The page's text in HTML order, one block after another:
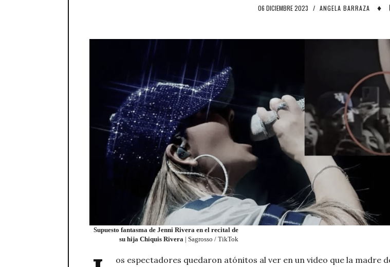
06 DICIEMBRE 2023 / ANGELA BARRAZA ♦
Supuesto fantasma de Jenni Rivera en el recital de
su hija Chiquis Rivera | Sagrosso / TikTok
os espectadores quedaron atónitos al ver en un video que la madre